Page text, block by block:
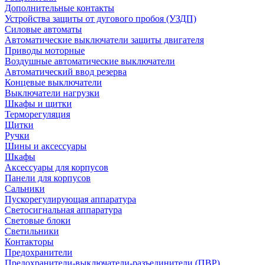
Дополнительные контакты
Устройства защиты от дугового пробоя (УЗДП)
Силовые автоматы
Автоматические выключатели защиты двигателя
Приводы моторные
Воздушные автоматические выключатели
Автоматический ввод резерва
Концевые выключатели
Выключатели нагрузки
Шкафы и щитки
Терморегуляция
Щитки
Ручки
Шины и аксессуары
Шкафы
Аксессуары для корпусов
Панели для корпусов
Сальники
Пускорегулирующая аппаратура
Светосигнальная аппаратура
Световые блоки
Светильники
Контакторы
Предохранители
Предохранители-выключатели-разъединители (ПВР)